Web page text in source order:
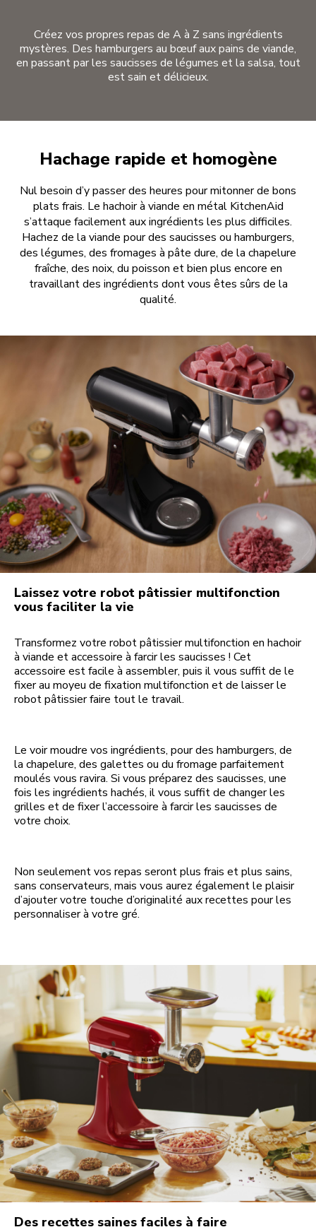
Créez vos propres repas de A à Z sans ingrédients
mystères. Des hamburgers au bœuf aux pains de viande,
en passant par les saucisses de légumes et la salsa, tout
est sain et délicieux.
Hachage rapide et homogène
Nul besoin d’y passer des heures pour mitonner de bons
plats frais. Le hachoir à viande en métal KitchenAid
s’attaque facilement aux ingrédients les plus difficiles.
Hachez de la viande pour des saucisses ou hamburgers,
des légumes, des fromages à pâte dure, de la chapelure
fraîche, des noix, du poisson et bien plus encore en
travaillant des ingrédients dont vous êtes sûrs de la
qualité.
Laissez votre robot pâtissier multifonction
vous faciliter la vie
Transformez votre robot pâtissier multifonction en hachoir
à viande et accessoire à farcir les saucisses ! Cet
accessoire est facile à assembler, puis il vous suffit de le
fixer au moyeu de fixation multifonction et de laisser le
robot pâtissier faire tout le travail.
Le voir moudre vos ingrédients, pour des hamburgers, de
la chapelure, des galettes ou du fromage parfaitement
moulés vous ravira. Si vous préparez des saucisses, une
fois les ingrédients hachés, il vous suffit de changer les
grilles et de fixer l’accessoire à farcir les saucisses de
votre choix.
Non seulement vos repas seront plus frais et plus sains,
sans conservateurs, mais vous aurez également le plaisir
d’ajouter votre touche d’originalité aux recettes pour les
personnaliser à votre gré.
Des recettes saines faciles à faire